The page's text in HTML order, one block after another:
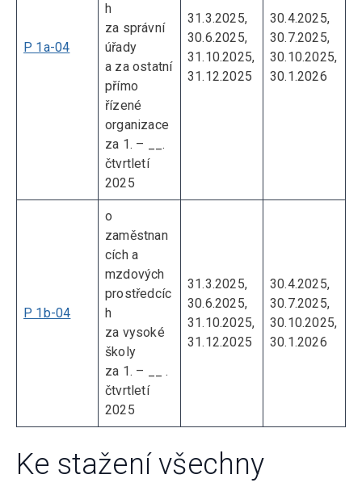
P 1a-04
h
za správní
úřady
a za ostatní
přímo
řízené
organizace
za 1. – __.
čtvrtletí
2025
31.3.2025,
30.6.2025,
31.10.2025,
31.12.2025
30.4.2025,
30.7.2025,
30.10.2025,
30.1.2026
P 1b-04
o
zaměstnan
cích a
mzdových
prostředcíc
h
za vysoké
školy
za 1. – __ .
čtvrtletí
2025
31.3.2025,
30.6.2025,
31.10.2025,
31.12.2025
30.4.2025,
30.7.2025,
30.10.2025,
30.1.2026
Ke stažení všechny